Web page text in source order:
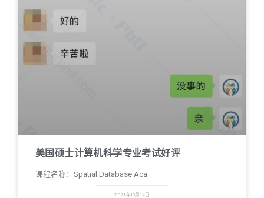
美国硕士计算机科学专业考试好评
课程名称：Spatial Database Aca
2021年10月14日